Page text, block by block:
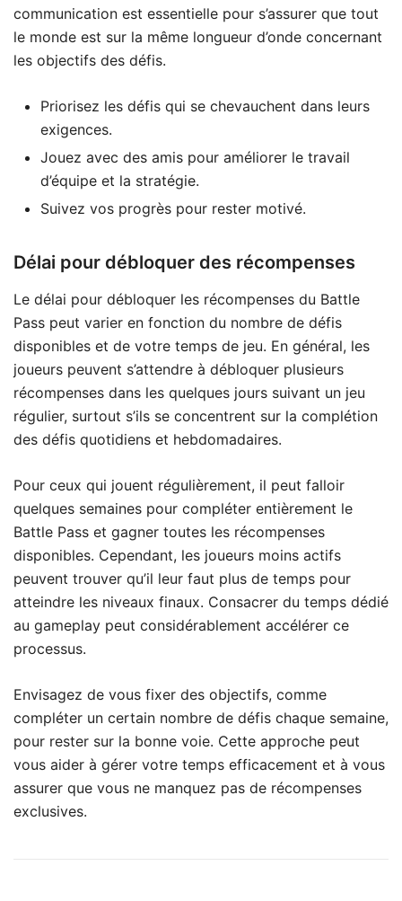
communication est essentielle pour s’assurer que tout
le monde est sur la même longueur d’onde concernant
les objectifs des défis.
Priorisez les défis qui se chevauchent dans leurs
exigences.
Jouez avec des amis pour améliorer le travail
d’équipe et la stratégie.
Suivez vos progrès pour rester motivé.
Délai pour débloquer des récompenses
Le délai pour débloquer les récompenses du Battle
Pass peut varier en fonction du nombre de défis
disponibles et de votre temps de jeu. En général, les
joueurs peuvent s’attendre à débloquer plusieurs
récompenses dans les quelques jours suivant un jeu
régulier, surtout s’ils se concentrent sur la complétion
des défis quotidiens et hebdomadaires.
Pour ceux qui jouent régulièrement, il peut falloir
quelques semaines pour compléter entièrement le
Battle Pass et gagner toutes les récompenses
disponibles. Cependant, les joueurs moins actifs
peuvent trouver qu’il leur faut plus de temps pour
atteindre les niveaux finaux. Consacrer du temps dédié
au gameplay peut considérablement accélérer ce
processus.
Envisagez de vous fixer des objectifs, comme
compléter un certain nombre de défis chaque semaine,
pour rester sur la bonne voie. Cette approche peut
vous aider à gérer votre temps efficacement et à vous
assurer que vous ne manquez pas de récompenses
exclusives.